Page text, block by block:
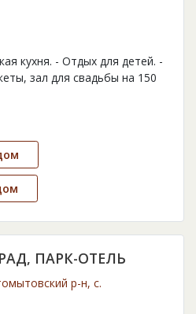
кухня. - Отдых для детей. -
зал для свадьбы на 150
ПАРК-ОТЕЛЬ
р-н, с.